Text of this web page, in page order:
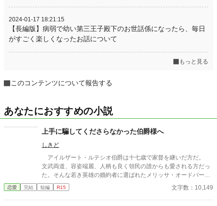
2024-01-17 18:21:15
【長編版】病弱で幼い第三王子殿下のお世話係になったら、毎日
がすごく楽しくなったお話について
もっと見る
このコンテンツについて報告する
あなたにおすすめの小説
上手に騙してくださらなかった伯爵様へ
しきど
アイルザート・ルテシオ伯爵は十七歳で家督を継いだ方だ。
文武両道、容姿端麗、人柄も良く領民の誰からも愛される方だっ
た。そんな若き英雄の婚約者に選ばれたメリッサ・オードバーン
子爵令嬢は、自身を果報者と信じて疑っていなかった。 彼が屋
敷のメイドと関係を持っていると知る事になる、その時までは。
恋愛 完結 短編 R15 文字数：10,149